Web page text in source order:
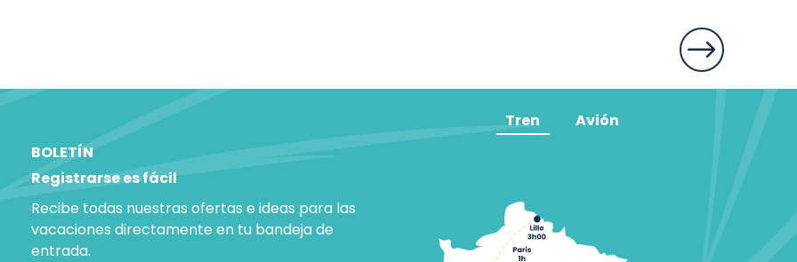
BOLETÍN
Registrarse es fácil
Recibe todas nuestras ofertas e ideas para las
vacaciones directamente en tu bandeja de
entrada.
Tren Avión